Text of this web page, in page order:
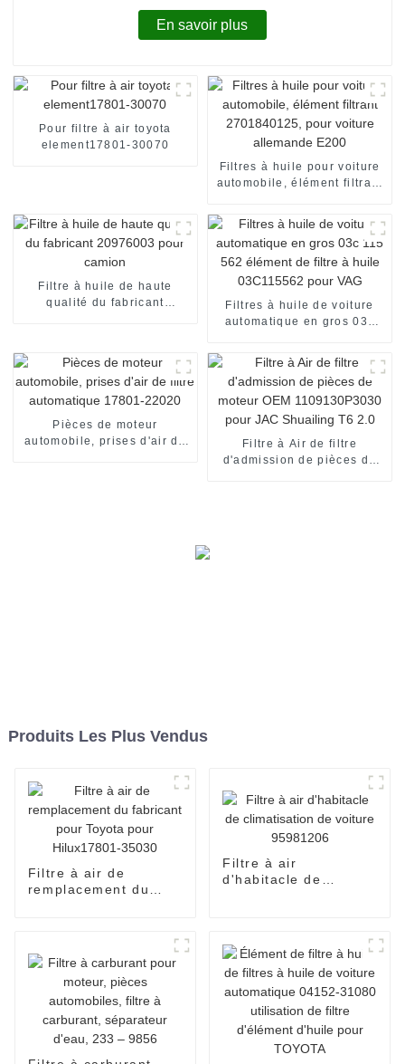
En savoir plus
Pour filtre à air toyota
element17801-30070
Filtres à huile pour voiture
automobile, élément filtrant
Filtre à huile de haute
qualité du fabricant
Filtres à huile de voiture
automatique en gros 03c
huile 03C115562 pour VAG
Pièces de moteur
automobile, prises d'air de
Filtre à Air de filtre
d'admission de pièces de
Produits Les Plus Vendus
Filtre à air de
remplacement du
Filtre à air
d'habitacle de